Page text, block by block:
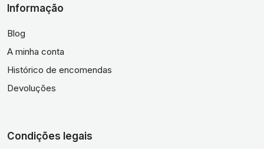
Informação
Blog
A minha conta
Histórico de encomendas
Devoluções
Condições legais